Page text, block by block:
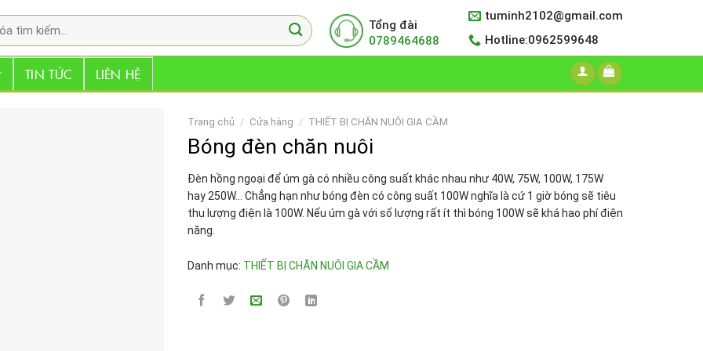
Tổng đài
0789464688
tuminh2102@gmail.com
Hotline:0962599648
TIN TỨC LIÊN HỆ
Trang chủ / Cửa hàng / THIẾT BỊ CHĂN NUÔI GIA CẦM
Bóng đèn chăn nuôi
Đèn hồng ngoại để úm gà có nhiều công suất khác nhau như 40W, 75W, 100W, 175W
hay 250W… Chẳng hạn như bóng đèn có công suất 100W nghĩa là cứ 1 giờ bóng sẽ tiêu
thụ lượng điện là 100W. Nếu úm gà với số lượng rất ít thì bóng 100W sẽ khá hao phí điện
năng.
Danh mục: THIẾT BỊ CHĂN NUÔI GIA CẦM